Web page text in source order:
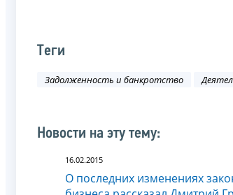
Теги
Задолженность и банкротство
Новости на эту тему:
16.02.2015
О последних изменениях